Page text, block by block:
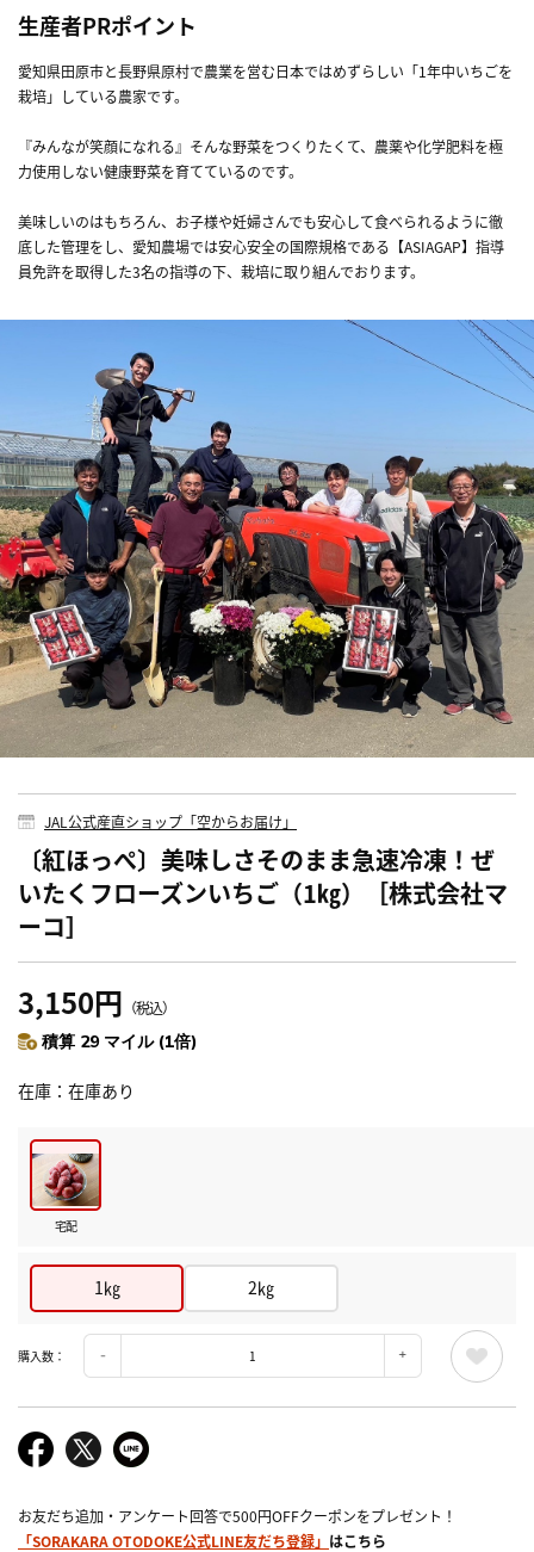
生産者PRポイント
愛知県田原市と長野県原村で農業を営む日本ではめずらしい「1年中いちごを
栽培」している農家です。
『みんなが笑顔になれる』そんな野菜をつくりたくて、農薬や化学肥料を極
力使用しない健康野菜を育てているのです。
美味しいのはもちろん、お子様や妊婦さんでも安心して食べられるように徹
底した管理をし、愛知農場では安心安全の国際規格である【ASIAGAP】指導
員免許を取得した3名の指導の下、栽培に取り組んでおります。
JAL公式産直ショップ「空からお届け」
〔紅ほっぺ〕美味しさそのまま急速冷凍！ぜ
いたくフローズンいちご（1㎏）［株式会社マ
ーコ］
3,150円 （税込）
積算 29 マイル (1倍)
在庫 在庫あり
宅配
1㎏ 2㎏
購入数：
お友だち追加・アンケート回答で500円OFFクーポンをプレゼント！
「SORAKARA OTODOKE公式LINE友だち登録」 はこちら